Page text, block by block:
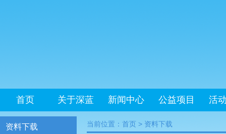
首页 关于深蓝 新闻中心 公益项目 活
资料下载 当前位置： 首页 > 资料下载